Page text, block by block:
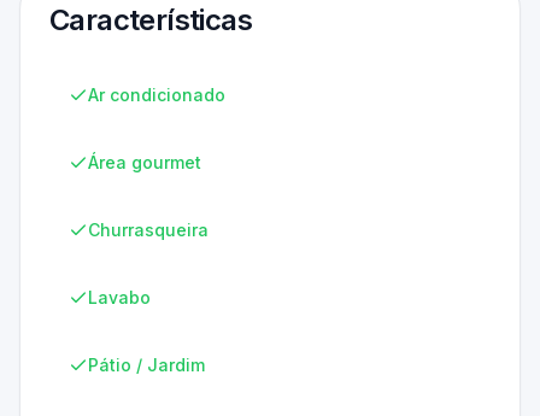
Características
Ar condicionado
Área gourmet
Churrasqueira
Lavabo
Pátio / Jardim